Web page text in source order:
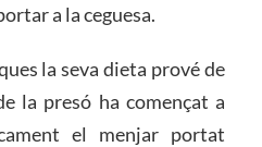
a la ceguesa.
la seva dieta prové de
la presó ha començat a
el menjar portat